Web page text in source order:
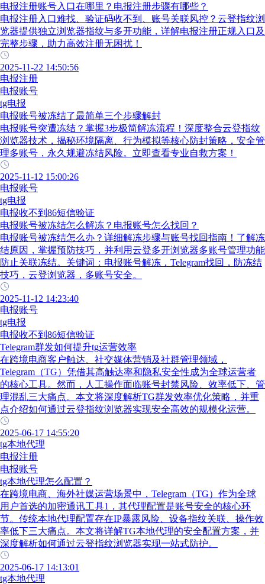
电报注册账号入口在哪里？电报注册步骤有哪些？
电报注册入口难找、验证码收不到、账号关联风控？云登指纹浏
览器提供独立浏览器指纹与多开功能，详解电报注册正规入口及
完整步骤，助力高效注册无困扰！
2025-11-22 14:50:56
电报注册
电报账号
tg电报
电报账号被冻结了最简单三个步骤解封
电报账号突遭冻结？掌握3步极简解冻流程！深度整合云登指纹
浏览器技术，揭秘环境隔离、行为模拟等核心防封策略，安全管
理多账号，永久规避冻结风险。立即查看专业自救方案！
2025-11-12 15:00:26
电报账号
tg电报
电报收不到86短信验证
电报账号被冻结怎么解冻？电报账号怎么找回？
电报账号被冻结怎么办？详细解冻步骤与账号找回指南！了解冻
结原因，掌握预防技巧，并利用云登多开浏览器多账号管理功能
防止关联冻结。关键词：电报账号解冻，Telegram找回，防冻结
技巧，云登浏览器，多账号安全。
2025-11-12 14:23:40
电报账号
tg电报
电报收不到86短信验证
Telegram群发如何提升tg运营效率
在跨境电商客户触达、社交媒体营销及社群管理领域，
Telegram（TG）凭借其高触达率和隐私安全性成为全球运营者
的核心工具。然而，人工操作面临账号封禁风险、效率低下、管
理混乱三大痛点。本文将深度解析TG群发效率优化策略，并重
点介绍如何通过云登指纹浏览器实现安全高效的规模化运营。
2025-06-17 14:55:20
tg本地代理
电报注册
电报账号
tg本地代理怎么配置？
在跨境电商、海外社媒运营场景中，Telegram（TG）作为全球
用户首选的加密通讯工具1，其代理配置是账号安全的核心环
节。传统本地代理配置存在IP暴露风险、设备指纹关联、操作效
率低下三大痛点。本文将详解TG本地代理的安全配置方案，并
深度解析如何通过云登指纹浏览器实现一站式防护。
2025-06-17 14:13:01
tg本地代理